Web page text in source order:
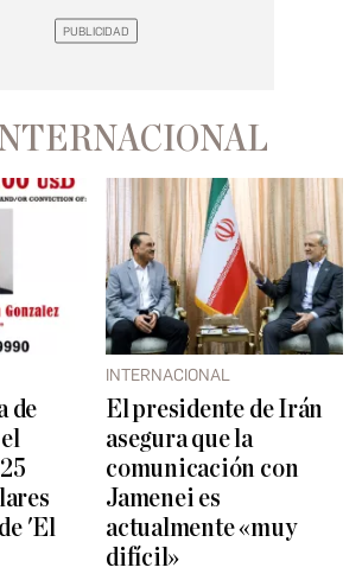
de
'El
INTERNACIONAL
El presidente de Irán
asegura que la
comunicación con
Jamenei es
actualmente «muy
difícil»